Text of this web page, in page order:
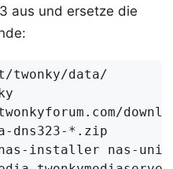
aus und ersetze die